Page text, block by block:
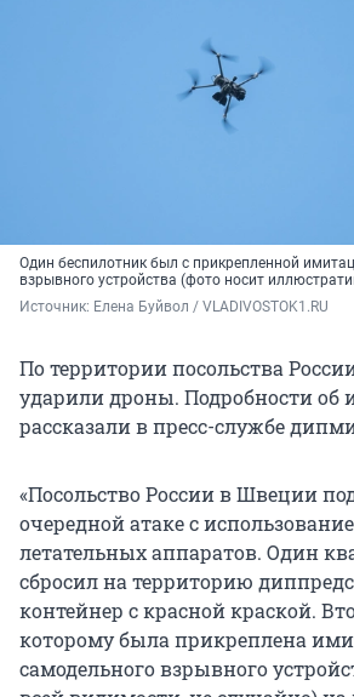
Один беспилотник был с прикрепленной
взрывного устройства (фото носит
Источник: Елена Буйвол / VLADIVOSTOK1.RU
По территории посольства
ударили дроны. Подробности об
рассказали в пресс-службе
«Посольство России в Швеции
очередной атаке с
летательных аппаратов. Один
сбросил на территорию
контейнер с красной краской.
которому была прикреплена
самодельного взрывного